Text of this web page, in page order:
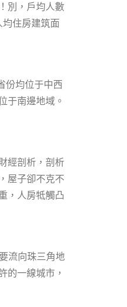
別，戶均人數
住房建筑面
份均位于中西
于南邊地域。
經剖析，剖析
屋子卻不克不
，人房牴觸凸
流向珠三角地
的一線城市，